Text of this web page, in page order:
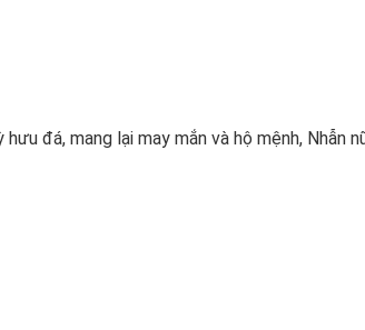
đá, mang lại may mắn và hộ mệnh, Nhẫn